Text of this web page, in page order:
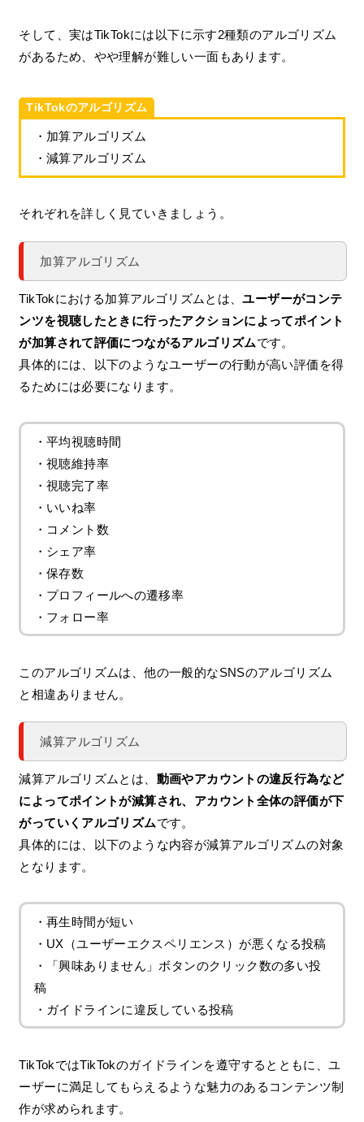
そして、実はTikTokには以下に示す2種類のアルゴリズム
があるため、やや理解が難しい一面もあります。
TikTokのアルゴリズム
・加算アルゴリズム
・減算アルゴリズム
それぞれを詳しく見ていきましょう。
加算アルゴリズム
TikTokにおける加算アルゴリズムとは、ユーザーがコンテ
ンツを視聴したときに行ったアクションによってポイント
が加算されて評価につながるアルゴリズムです。
具体的には、以下のようなユーザーの行動が高い評価を得
るためには必要になります。
・平均視聴時間
・視聴維持率
・視聴完了率
・いいね率
・コメント数
・シェア率
・保存数
・プロフィールへの遷移率
・フォロー率
このアルゴリズムは、他の一般的なSNSのアルゴリズム
と相違ありません。
減算アルゴリズム
減算アルゴリズムとは、 動画やアカウントの違反行為など
によってポイントが減算され、アカウント全体の評価が下
がっていくアルゴリズムです。
具体的には、以下のような内容が減算アルゴリズムの対象
となります。
・再生時間が短い
・UX（ユーザーエクスペリエンス）が悪くなる投稿
・「興味ありません」ボタンのクリック数の多い投
稿
・ガイドラインに違反している投稿
TikTokではTikTokのガイドラインを遵守するとともに、ユ
ーザーに満足してもらえるような魅力のあるコンテンツ制
作が求められます。